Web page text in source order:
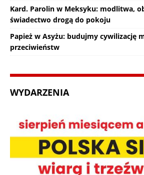
Kard. Parolin w Meksyku: modlitwa,
świadectwo drogą do pokoju
Papież w Asyżu: budujmy cywilizację
przeciwieństw
WYDARZENIA